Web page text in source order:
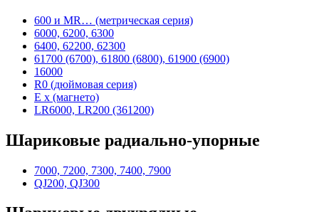
600 и MR… (метрическая серия)
6000, 6200, 6300
6400, 62200, 62300
61700 (6700), 61800 (6800), 61900 (6900)
16000
R0 (дюймовая серия)
E x (магнето)
LR6000, LR200 (361200)
Шариковые радиально-упорные
7000, 7200, 7300, 7400, 7900
QJ200, QJ300